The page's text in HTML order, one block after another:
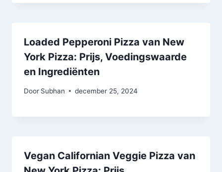
Loaded Pepperoni Pizza van New
York Pizza: Prijs, Voedingswaarde
en Ingrediënten
Door Subhan december 25, 2024
Vegan Californian Veggie Pizza van